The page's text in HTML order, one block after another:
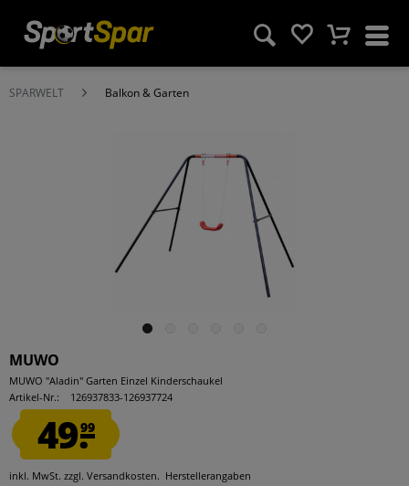
SPARWELT Balkon & Garten
MUWO
MUWO "Aladin" Garten Einzel Kinderschaukel
Artikel-Nr.:
126937833-126937724
49.99
inkl. MwSt. zzgl. Versandkosten. Herstellerangaben